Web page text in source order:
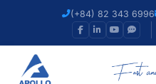
(+84) 82 343 6996